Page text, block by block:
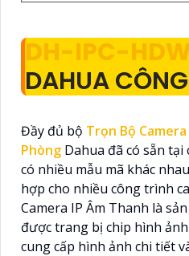
DH-IPC-
DAHUA
Đầy đủ bộ Trọn Bộ
Phòng Dahua đã có sẵn
có nhiều mẫu mã khác
hợp cho nhiều công trình
Camera IP Âm Thanh là
được trang bị chip hình
cung cấp hình ảnh chi tiết